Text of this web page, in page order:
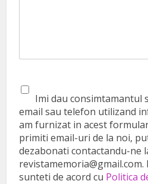
Imi dau consimtamantul
email sau telefon utilizand
am furnizat in acest
primiti email-uri de la noi,
dezabonati contactandu-ne
sunteti de acord cu Politica